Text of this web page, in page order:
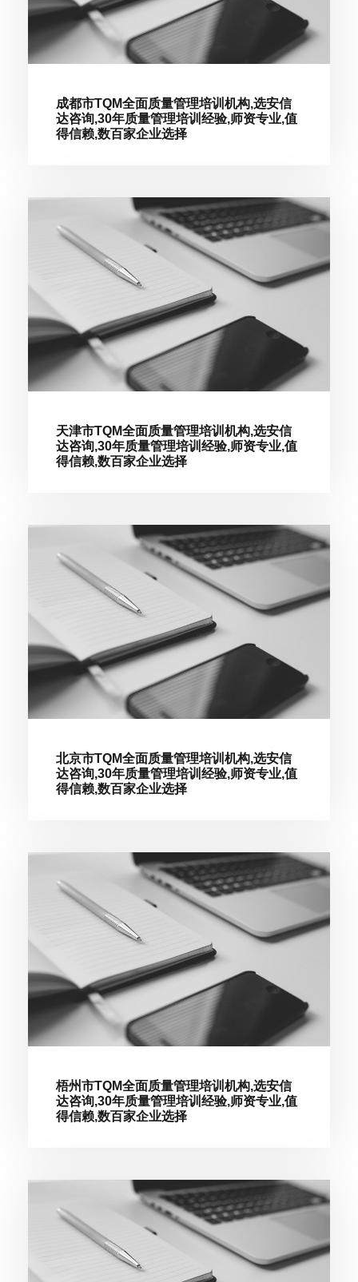
成都市TQM全面质量管理培训机构,选安信
达咨询,30年质量管理培训经验,师资专业,值
得信赖,数百家企业选择
天津市TQM全面质量管理培训机构,选安信
达咨询,30年质量管理培训经验,师资专业,值
得信赖,数百家企业选择
北京市TQM全面质量管理培训机构,选安信
达咨询,30年质量管理培训经验,师资专业,值
得信赖,数百家企业选择
梧州市TQM全面质量管理培训机构,选安信
达咨询,30年质量管理培训经验,师资专业,值
得信赖,数百家企业选择